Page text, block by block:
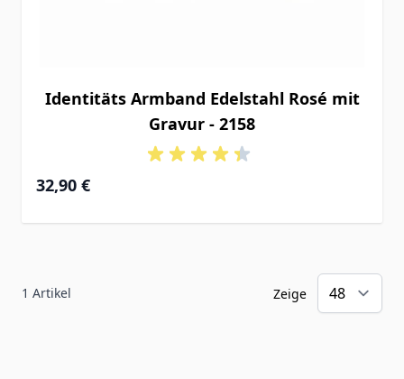
Identitäts Armband Edelstahl Rosé mit
Gravur - 2158
32,90 €
1 Artikel Zeige